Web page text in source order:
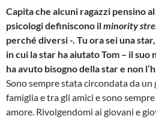
Capita che alcuni ragazzi pensino
psicologi definiscono ilminority
perché diversi -. Tu ora sei una
in cui la star ha aiutato Tom – il suo
ha avuto bisogno della star e non
Sono sempre stata circondata da
famiglia e tra gli amici e sono
amore. Rivolgendomi ai giovani e